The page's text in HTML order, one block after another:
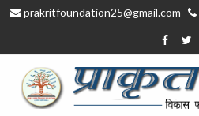
prakritfoundation25@gmail.com